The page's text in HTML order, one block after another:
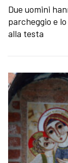
Due uomini
parcheggio e
alla testa